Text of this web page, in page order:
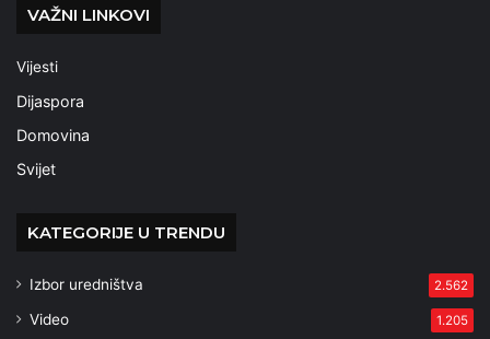
VAŽNI LINKOVI
Vijesti
Dijaspora
Domovina
Svijet
KATEGORIJE U TRENDU
Izbor uredništva 2.562
Video 1.205